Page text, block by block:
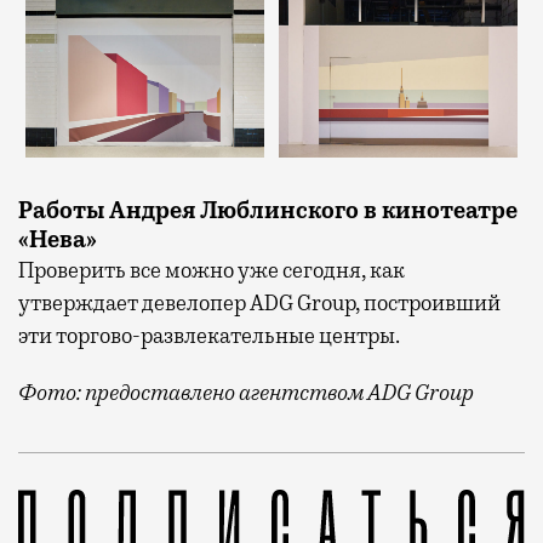
Работы Андрея Люблинского в кинотеатре
«Нева»
Проверить все можно уже сегодня, как
утверждает девелопер ADG Group, построивший
эти торгово-развлекательные центры.
Фото: предоставлено агентством ADG Group
Оба многозальные мультиплексы. И кроме